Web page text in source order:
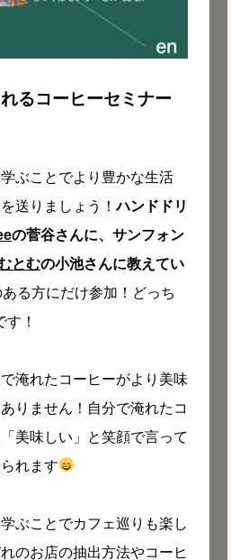
るコーヒーセミナー
ぶことでより豊かな生活
送りましょう！ハンドドリ
の菅谷さんに、サンフォン
とむの小池さんに教えてい
る方にだけ参加！どっち
！
淹れたコーヒーがより美味
りません！自分で淹れたコ
美味しい」と笑顔で言って
れます
ぶことでカフェ巡りも楽し
のお店の抽出方法やコーヒ